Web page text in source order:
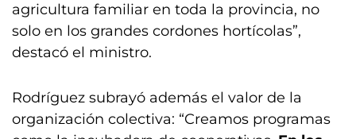
agricultura familiar en toda la provincia, no
solo en los grandes cordones hortícolas”,
destacó el ministro.
Rodríguez subrayó además el valor de la
organización colectiva: “Creamos programas